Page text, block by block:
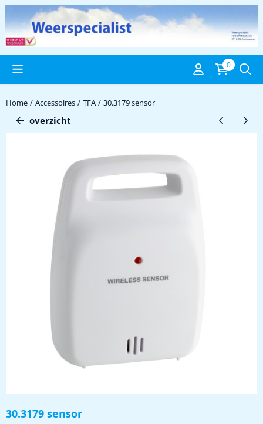
Cookievoorkeuren zijn beschikbaar. Kies instellingen of sta alle
0
Home / Accessoires / TFA / 30.3179 sensor
overzicht
30.3179 sensor